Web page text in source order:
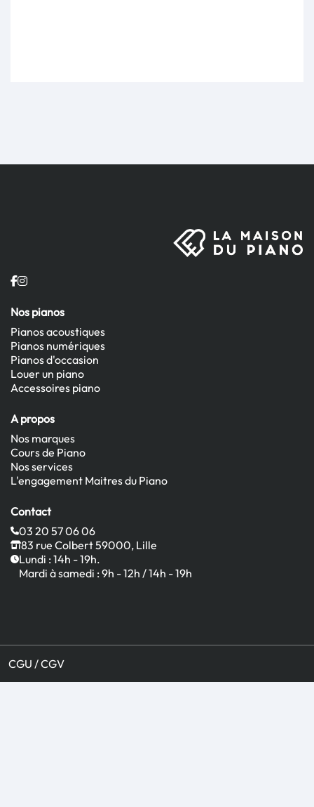
Nos pianos
Pianos acoustiques
Pianos numériques
Pianos d'occasion
Louer un piano
Accessoires piano
A propos
Nos marques
Cours de Piano
Nos services
L'engagement Maitres du Piano
Contact
03 20 57 06 06
83 rue Colbert 59000, Lille
Lundi : 14h - 19h.
Mardi à samedi : 9h - 12h / 14h - 19h
CGU / CGV